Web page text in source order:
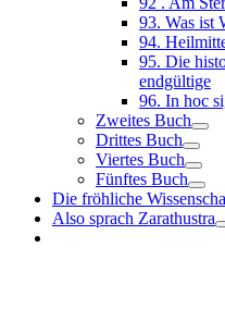
93. Was ist
94.
95. Die
endgültige
96. In hoc
Zweites Buch
Drittes Buch
Viertes Buch
Fünftes Buch
Die fröhliche
Also sprach Zarathustra